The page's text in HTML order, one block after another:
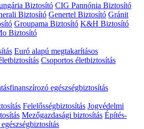
Biztosító CIG Pannónia Biztosító
Biztosító Genertel Biztosító Gránit
Groupama Biztosító K&H Biztosító
Biztosító
Euró alapú megtakarításos
Csoportos életbiztosítás
egészségbiztosítás
Felelősségbiztosítás Jogvédelmi
Mezőgazdasági biztosítás Építés-